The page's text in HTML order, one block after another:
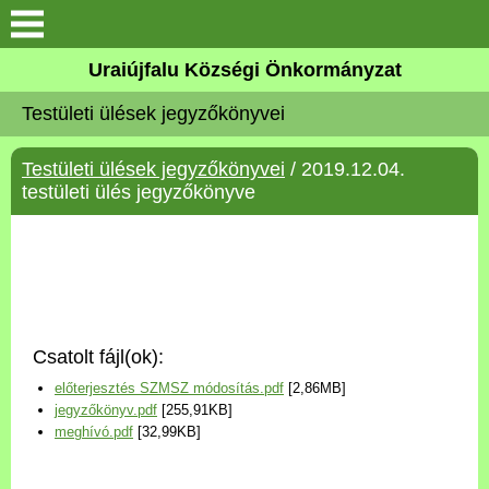
Köszöntő
Elérhetőségek
Uraiújfalu
Választási információk
Versenyképes Járások
Uraiújfalu Községi Önkormányzat
Testületi ülések jegyzőkönyvei
Testületi ülések jegyzőkönyvei / 2019.12.04.
testületi ülés jegyzőkönyve
Csatolt fájl(ok):
előterjesztés SZMSZ módosítás.pdf [2,86MB]
jegyzőkönyv.pdf [255,91KB]
meghívó.pdf [32,99KB]